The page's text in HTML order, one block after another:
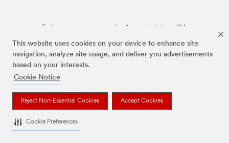
This website uses cookies on your device to enhance site
navigation, analyze site usage, and deliver you advertisements
based on your interests.
Cookie Notice
Reject Non-Essential Cookies Accept Cookies
Cookie Preferences
Todas as marcas mencionadas são propriedade da 3M.